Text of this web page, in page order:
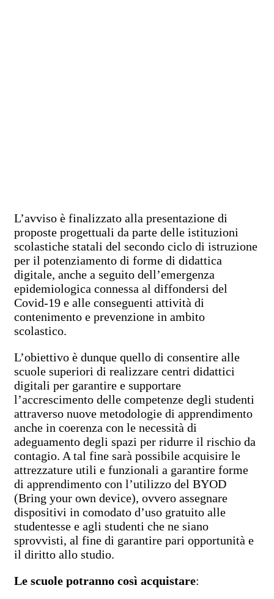
L’avviso è finalizzato alla presentazione di
proposte progettuali da parte delle istituzioni
scolastiche statali del secondo ciclo di istruzione
per il potenziamento di forme di didattica
digitale, anche a seguito dell’emergenza
epidemiologica connessa al diffondersi del
Covid-19 e alle conseguenti attività di
contenimento e prevenzione in ambito
scolastico.
L’obiettivo è dunque quello di consentire alle
scuole superiori di realizzare centri didattici
digitali per garantire e supportare
l’accrescimento delle competenze degli studenti
attraverso nuove metodologie di apprendimento
anche in coerenza con le necessità di
adeguamento degli spazi per ridurre il rischio da
contagio. A tal fine sarà possibile acquisire le
attrezzature utili e funzionali a garantire forme
di apprendimento con l’utilizzo del BYOD
(Bring your own device), ovvero assegnare
dispositivi in comodato d’uso gratuito alle
studentesse e agli studenti che ne siano
sprovvisti, al fine di garantire pari opportunità e
il diritto allo studio.
Le scuole potranno così acquistare: